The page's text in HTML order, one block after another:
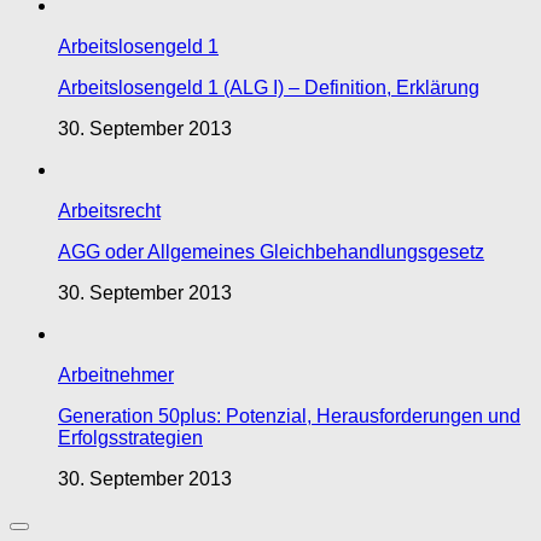
Arbeitslosengeld 1
Arbeitslosengeld 1 (ALG I) – Definition, Erklärung
30. September 2013
Arbeitsrecht
AGG oder Allgemeines Gleichbehandlungsgesetz
30. September 2013
Arbeitnehmer
Generation 50plus: Potenzial, Herausforderungen und
Erfolgsstrategien
30. September 2013